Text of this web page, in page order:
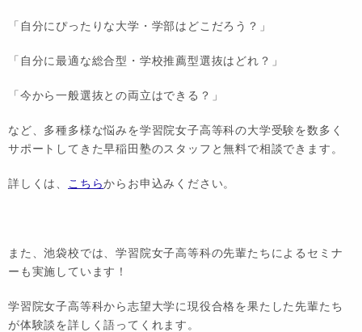
「自分にぴったりな大学・学部はどこだろう？」
「自分に最適な総合型・学校推薦型選抜はどれ？」
「今から一般選抜との両立はできる？」
など、多種多様な悩みを学習院女子高等科の大学受験を数多く
サポートしてきた早稲田塾のスタッフと無料で相談できます。
詳しくは、 こちらからお申込みください。
また、池袋校では、学習院女子高等科の先輩たちによるセミナ
ーも実施しています！
学習院女子高等科から志望大学に現役合格を果たした先輩たち
が体験談を詳しく語ってくれます。